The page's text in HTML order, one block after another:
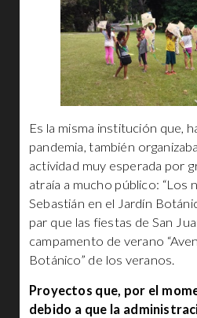
Es la misma institución que,
pandemia, también
actividad muy esperada por
atraía a mucho público: “Los
Sebastián en el Jardín
par que las fiestas de San
campamento de verano
Botánico” de los veranos.
Proyectos que, por el
debido a que la